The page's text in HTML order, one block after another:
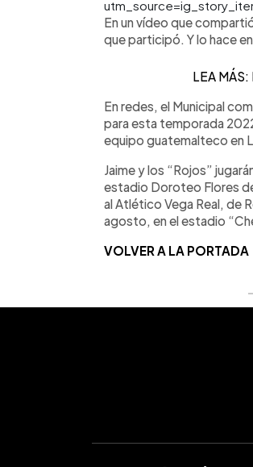
En un vídeo que
que participó. Y lo hace
LEA
En redes, el Municipal
para esta temporada
equipo guatemalteco en
Jaime y los “Rojos”
estadio Doroteo Flores
al Atlético Vega Real, de
agosto, en el estadio
VOLVER A LA PORTADA